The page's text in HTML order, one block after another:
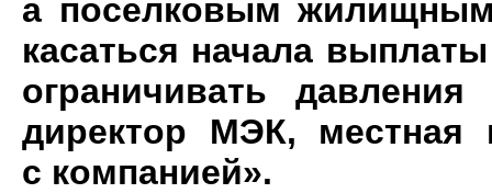
а поселковым
касаться начала
ограничивать
директор МЭК, местная
с компанией».